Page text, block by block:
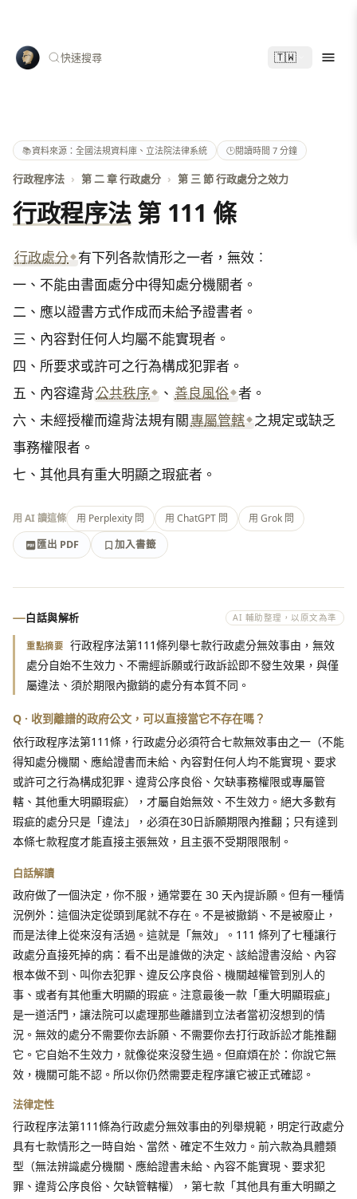
快速搜尋 🇹🇼
📚資料來源：全國法規資料庫、立法院法律系統 🕑閱讀時間 7 分鐘
行政程序法 › 第 二 章 行政處分 › 第 三 節 行政處分之效力
行政程序法第 111 條
行政處分 有下列各款情形之一者，無效︰
一、不能由書面處分中得知處分機關者。
二、應以證書方式作成而未給予證書者。
三、內容對任何人均屬不能實現者。
四、所要求或許可之行為構成犯罪者。
五、內容違背公共秩序 、 善良風俗 者。
六、未經授權而違背法規有關專屬管轄 之規定或缺乏
事務權限者。
七、其他具有重大明顯之瑕疵者。
用 AI 讀這條 用 Perplexity 問 用 ChatGPT 問
用 Grok 問
匯出 PDF
加入書籤
匯出 PDF
加入書籤
白話與解析 AI 輔助整理，以原文為準
重點摘要 行政程序法第111條列舉七款行政處分無效事由，無效
處分自始不生效力、不需經訴願或行政訴訟即不發生效果，與僅
屬違法、須於期限內撤銷的處分有本質不同。
Q · 收到離譜的政府公文，可以直接當它不存在嗎？
依行政程序法第111條，行政處分必須符合七款無效事由之一（不能
得知處分機關、應給證書而未給、內容對任何人均不能實現、要求
或許可之行為構成犯罪、違背公序良俗、欠缺事務權限或專屬管
轄、其他重大明顯瑕疵），才屬自始無效、不生效力。絕大多數有
瑕疵的處分只是「違法」，必須在30日訴願期限內推翻；只有達到
本條七款程度才能直接主張無效，且主張不受期限限制。
白話解讀
政府做了一個決定，你不服，通常要在 30 天內提訴願。但有一種情
況例外：這個決定從頭到尾就不存在。不是被撤銷、不是被廢止，
而是法律上從來沒有活過。這就是「無效」。111 條列了七種讓行
政處分直接死掉的病：看不出是誰做的決定、該給證書沒給、內容
根本做不到、叫你去犯罪、違反公序良俗、機關越權管到別人的
事、或者有其他重大明顯的瑕疵。注意最後一款「重大明顯瑕疵」
是一道活門，讓法院可以處理那些離譜到立法者當初沒想到的情
況。無效的處分不需要你去訴願、不需要你去打行政訴訟才能推翻
它。它自始不生效力，就像從來沒發生過。但麻煩在於：你說它無
效，機關可能不認。所以你仍然需要走程序讓它被正式確認。
法律定性
行政程序法第111條為行政處分無效事由的列舉規範，明定行政處分
具有七款情形之一時自始、當然、確定不生效力。前六款為具體類
型（無法辨識處分機關、應給證書未給、內容不能實現、要求犯
罪、違背公序良俗、欠缺管轄權），第七款「其他具有重大明顯之